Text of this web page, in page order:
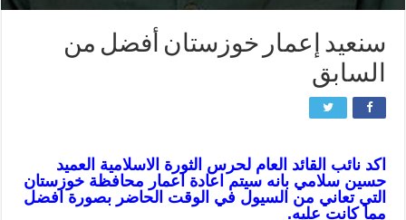
سنعيد إعمار خوزستان أفضل من
السابق
اكد نائب القائد العام لحرس الثورة الاسلامية العميد
حسين سلامي بانه سيتم اعادة اعمار محافظة خوزستان
التي تعاني من السيول في الوقت الحاضر بصورة افضل
مما كانت عليه.